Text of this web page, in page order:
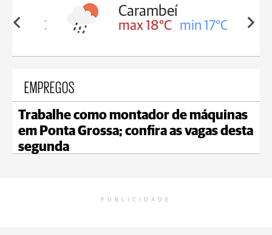
18°C
Carambeí
max 18°C min 17°C
EMPREGOS
Trabalhe como montador de máquinas
em Ponta Grossa; confira as vagas desta
segunda
PUBLICIDADE